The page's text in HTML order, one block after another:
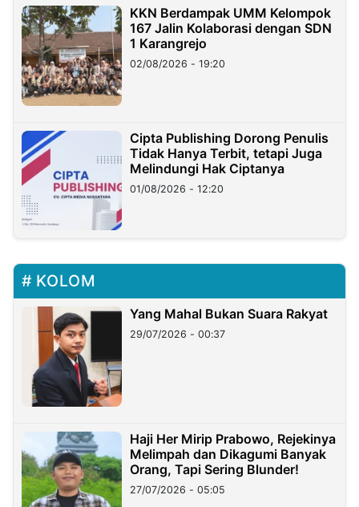
KKN Berdampak UMM Kelompok
167 Jalin Kolaborasi dengan SDN
1 Karangrejo
02/08/2026 - 19:20
Cipta Publishing Dorong Penulis
Tidak Hanya Terbit, tetapi Juga
Melindungi Hak Ciptanya
01/08/2026 - 12:20
KOLOM
Yang Mahal Bukan Suara Rakyat
29/07/2026 - 00:37
Haji Her Mirip Prabowo, Rejekinya
Melimpah dan Dikagumi Banyak
Orang, Tapi Sering Blunder!
27/07/2026 - 05:05